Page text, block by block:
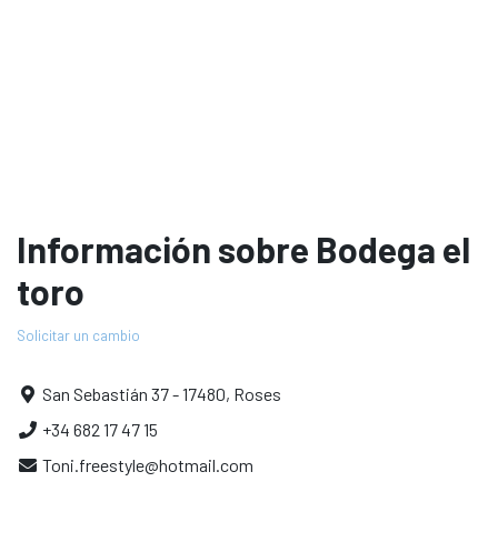
Información sobre Bodega el
toro
Solicitar un cambio
San Sebastián 37 - 17480, Roses
+34 682 17 47 15
Toni.freestyle@hotmail.com